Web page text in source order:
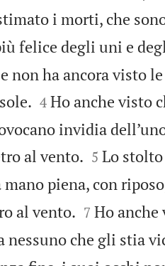
i morti, che
felice degli uni e
non ha ancora visto

4 Ho anche visto
invidia
al vento.
5 Lo
piena, con
al vento.
7 Ho
nessuno che gli stia